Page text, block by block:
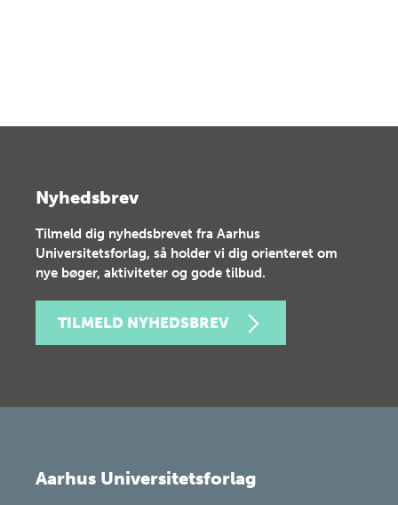
Nyhedsbrev
Tilmeld dig nyhedsbrevet fra Aarhus
Universitetsforlag, så holder vi dig orienteret om
nye bøger, aktiviteter og gode tilbud.
TILMELD NYHEDSBREV
Aarhus Universitetsforlag